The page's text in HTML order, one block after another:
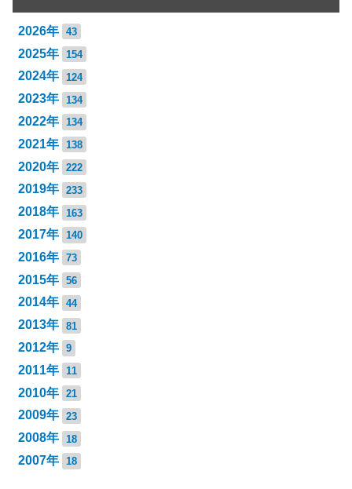
2026年 43
2025年 154
2024年 124
2023年 134
2022年 134
2021年 138
2020年 222
2019年 233
2018年 163
2017年 140
2016年 73
2015年 56
2014年 44
2013年 81
2012年 9
2011年 11
2010年 21
2009年 23
2008年 18
2007年 18